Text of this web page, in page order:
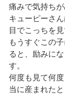
痛みで気持ちが
キューピーさ
目でこっちを
もうすぐこの
ると、励みに
す。
何度も見て何
当に産まれた